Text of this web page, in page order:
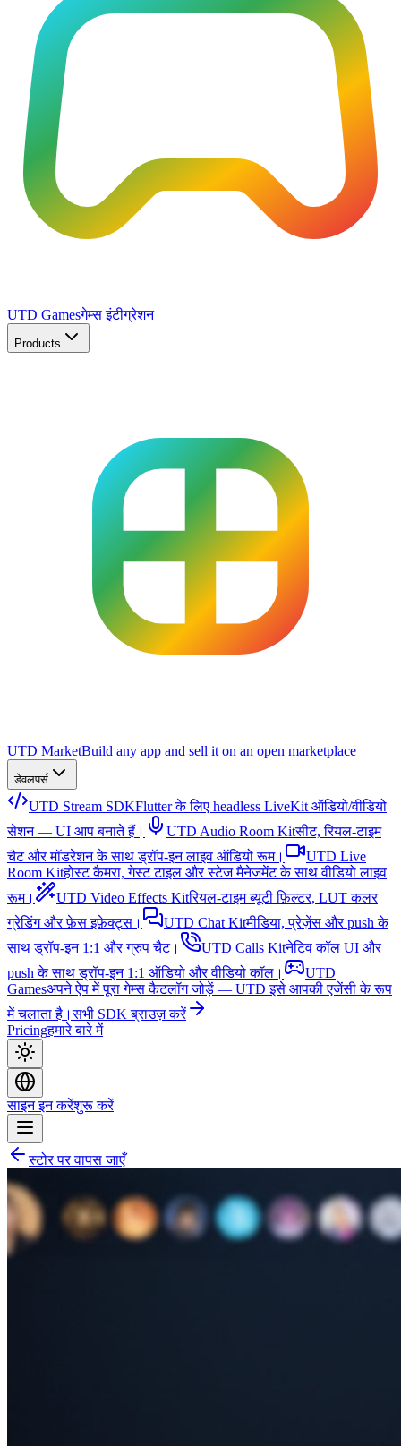
UTD Gamesगेम्स इंटीग्रेशन
Products
UTD MarketBuild any app and sell it on an open marketplace
डेवलपर्स
UTD Stream SDKFlutter के लिए headless LiveKit ऑडियो/वीडियो
सेशन — UI आप बनाते हैं।
UTD Audio Room Kitसीट, रियल-टाइम
चैट और मॉडरेशन के साथ ड्रॉप-इन लाइव ऑडियो रूम।
UTD Live
Room Kitहोस्ट कैमरा, गेस्ट टाइल और स्टेज मैनेजमेंट के साथ वीडियो लाइव
रूम।
UTD Video Effects Kitरियल-टाइम ब्यूटी फ़िल्टर, LUT कलर
ग्रेडिंग और फ़ेस इफ़ेक्ट्स।
UTD Chat Kitमीडिया, प्रेज़ेंस और push के
साथ ड्रॉप-इन 1:1 और ग्रुप चैट।
UTD Calls Kitनेटिव कॉल UI और
push के साथ ड्रॉप-इन 1:1 ऑडियो और वीडियो कॉल।
UTD
Gamesअपने ऐप में पूरा गेम्स कैटलॉग जोड़ें — UTD इसे आपकी एजेंसी के रूप
में चलाता है।सभी SDK ब्राउज़ करें
Pricingहमारे बारे में
साइन इन करेंशुरू करें
स्टोर पर वापस जाएँ